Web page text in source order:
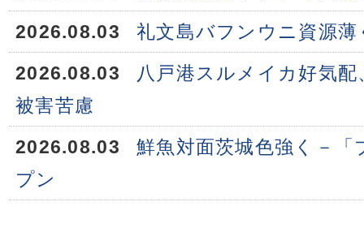
2026.08.03
礼文島バフンウニ資源薄
2026.08.03
八戸港スルメイカ好気
被害苦慮
2026.08.03
鮮魚対面茨城色強く－
プン